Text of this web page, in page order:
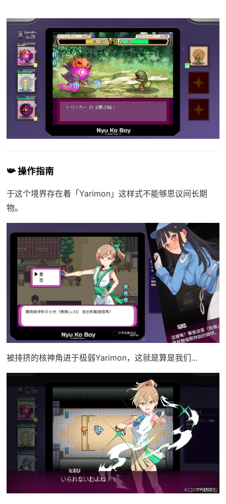
📯 操作指南
于这个境界存在着「Yarimon」这样式不能够思议间长期
物。
被排挤的核神角进于极弱Yarimon，这就是算是我们...